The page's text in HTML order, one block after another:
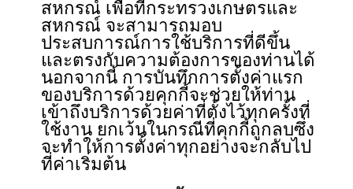
สหกรณ์ เพื่อที่กระทรวงเกษตรและ
สหกรณ์ จะสามารถมอบ
ประสบการณ์การใช้บริการที่ดีขึ้น
และตรงกับความต้องการของท่านได้
นอกจากนี้ การบันทึกการตั้งค่าแรก
ของบริการด้วยคุกกี้จะช่วยให้ท่าน
เข้าถึงบริการด้วยค่าที่ตั้งไว้ทุกครั้งที่
ใช้งาน ยกเว้นในกรณีที่คุกกี้ถูกลบซึ่ง
จะทำให้การตั้งค่าทุกอย่างจะกลับไป
ที่ค่าเริ่มต้น